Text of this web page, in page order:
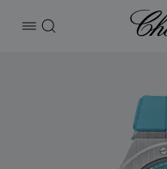
打开菜单
搜索